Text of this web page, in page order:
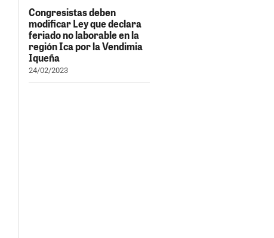
Congresistas deben
modificar Ley que declara
feriado no laborable en la
región Ica por la Vendimia
Iqueña
24/02/2023